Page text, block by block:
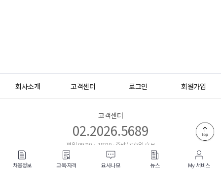
회사소개 고객센터 로그인 회원가입
고객센터
02.2026.5689
평일 09:00 ~ 18:00 · 주말/공휴일 휴무
채용정보 교육·자격 요사나모 뉴스 My 서비스